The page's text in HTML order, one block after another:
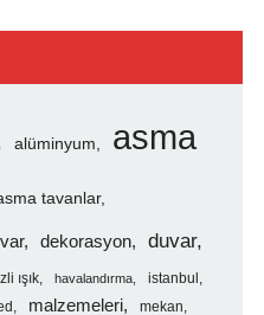
alüminyum
asma
tavanlar
dekorasyon duvar
ışık havalandırma istanbul
malzemeleri mekan